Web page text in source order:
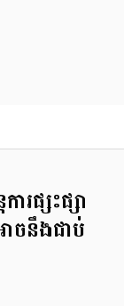
រផ្សះផ្សា
ចនឹងជាប់